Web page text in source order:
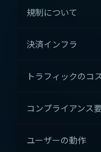
規制について
決済インフラ
トラフィックのコ
コンプライアンス
ユーザーの動作